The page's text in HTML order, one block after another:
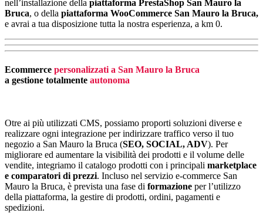
nell’installazione della piattaforma PrestaShop San Mauro la
Bruca, o della piattaforma WooCommerce San Mauro la Bruca,
e avrai a tua disposizione tutta la nostra esperienza, a km 0.
Ecommerce personalizzati a San Mauro la Bruca
a gestione totalmente autonoma
Otre ai più utilizzati CMS, possiamo proporti soluzioni diverse e
realizzare ogni integrazione per indirizzare traffico verso il tuo
negozio a San Mauro la Bruca (SEO, SOCIAL, ADV). Per
migliorare ed aumentare la visibilità dei prodotti e il volume delle
vendite, integriamo il catalogo prodotti con i principali marketplace
e comparatori di prezzi. Incluso nel servizio e-commerce San
Mauro la Bruca, è prevista una fase di formazione per l’utilizzo
della piattaforma, la gestire di prodotti, ordini, pagamenti e
spedizioni.